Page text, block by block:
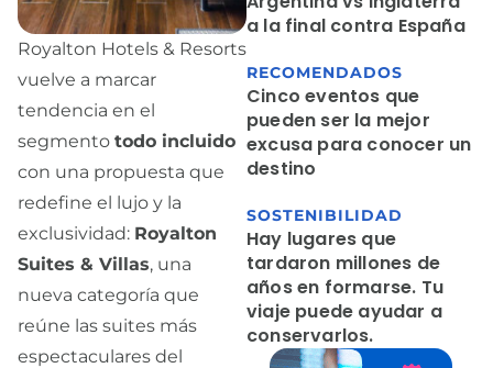
Royalton Hotels & Resorts
vuelve a marcar
tendencia en el
segmento todo incluido
con una propuesta que
redefine el lujo y la
exclusividad: Royalton
Suites & Villas, una
nueva categoría que
reúne las suites más
espectaculares del
a la final contra España
RECOMENDADOS
Cinco eventos que
pueden ser la mejor
excusa para conocer un
destino
SOSTENIBILIDAD
Hay lugares que
tardaron millones de
años en formarse. Tu
viaje puede ayudar a
conservarlos.